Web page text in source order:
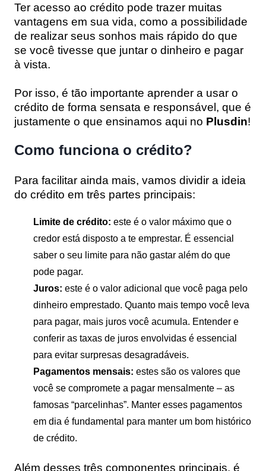
Ter acesso ao crédito pode trazer muitas
vantagens em sua vida, como a possibilidade
de realizar seus sonhos mais rápido do que
se você tivesse que juntar o dinheiro e pagar
à vista.
Por isso, é tão importante aprender a usar o
crédito de forma sensata e responsável, que é
justamente o que ensinamos aqui no Plusdin!
Como funciona o crédito?
Para facilitar ainda mais, vamos dividir a ideia
do crédito em três partes principais:
Limite de crédito: este é o valor máximo que o
credor está disposto a te emprestar. É essencial
saber o seu limite para não gastar além do que
pode pagar.
Juros: este é o valor adicional que você paga pelo
dinheiro emprestado. Quanto mais tempo você leva
para pagar, mais juros você acumula. Entender e
conferir as taxas de juros envolvidas é essencial
para evitar surpresas desagradáveis.
Pagamentos mensais: estes são os valores que
você se compromete a pagar mensalmente – as
famosas “parcelinhas”. Manter esses pagamentos
em dia é fundamental para manter um bom histórico
de crédito.
Além desses três componentes principais, é